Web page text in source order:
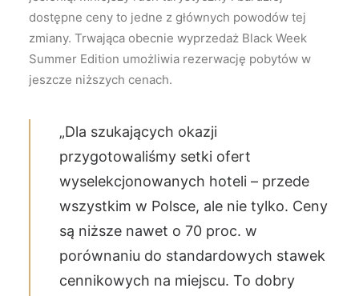
dostępne ceny to jedne z głównych powodów tej
zmiany. Trwająca obecnie wyprzedaż Black Week
Summer Edition umożliwia rezerwację pobytów w
jeszcze niższych cenach.
„Dla szukających okazji
przygotowaliśmy setki ofert
wyselekcjonowanych hoteli – przede
wszystkim w Polsce, ale nie tylko. Ceny
są niższe nawet o 70 proc. w
porównaniu do standardowych stawek
cennikowych na miejscu. To dobry